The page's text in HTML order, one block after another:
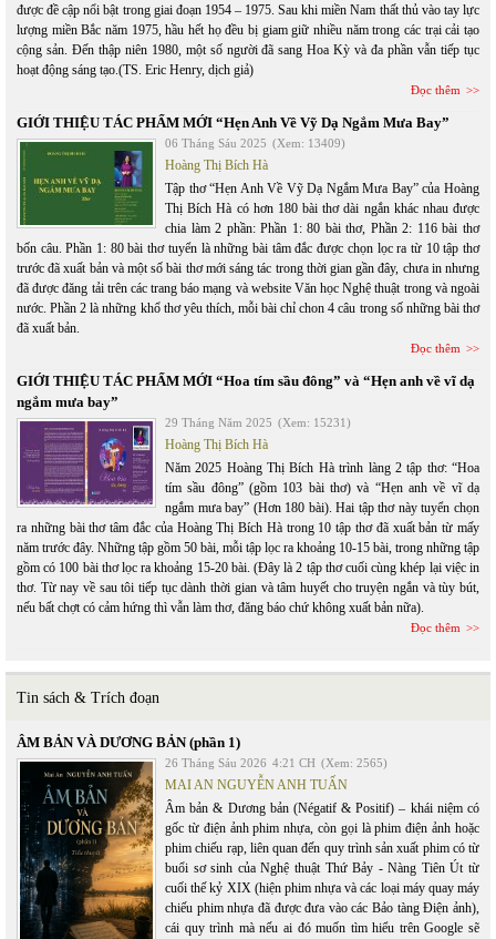
được đề cập nổi bật trong giai đoạn 1954 – 1975. Sau khi miền Nam thất thủ vào tay lực
lượng miền Bắc năm 1975, hầu hết họ đều bị giam giữ nhiều năm trong các trại cải tạo
cộng sản. Đến thập niên 1980, một số người đã sang Hoa Kỳ và đa phần vẫn tiếp tục
hoạt động sáng tạo.(TS. Eric Henry, dịch giả)
Đọc thêm
GIỚI THIỆU TÁC PHẨM MỚI “Hẹn Anh Về Vỹ Dạ Ngắm Mưa Bay”
06 Tháng Sáu 2025 (Xem: 13409)
Hoàng Thị Bích Hà
Tập thơ “Hẹn Anh Về Vỹ Dạ Ngắm Mưa Bay” của Hoàng
Thị Bích Hà có hơn 180 bài thơ dài ngắn khác nhau được
chia làm 2 phần: Phần 1: 80 bài thơ, Phần 2: 116 bài thơ
bốn câu. Phần 1: 80 bài thơ tuyển là những bài tâm đắc được chọn lọc ra từ 10 tập thơ
trước đã xuất bản và một số bài thơ mới sáng tác trong thời gian gần đây, chưa in nhưng
đã được đăng tải trên các trang báo mạng và website Văn học Nghệ thuật trong và ngoài
nước. Phần 2 là những khổ thơ yêu thích, mỗi bài chỉ chon 4 câu trong số những bài thơ
đã xuất bản.
Đọc thêm
GIỚI THIỆU TÁC PHẨM MỚI “Hoa tím sầu đông” và “Hẹn anh về vĩ dạ
ngắm mưa bay”
29 Tháng Năm 2025 (Xem: 15231)
Hoàng Thị Bích Hà
Năm 2025 Hoàng Thị Bích Hà trình làng 2 tập thơ: “Hoa
tím sầu đông” (gồm 103 bài thơ) và “Hẹn anh về vĩ dạ
ngắm mưa bay” (Hơn 180 bài). Hai tập thơ này tuyển chọn
ra những bài thơ tâm đắc của Hoàng Thị Bích Hà trong 10 tập thơ đã xuất bản từ mấy
năm trước đây. Những tập gồm 50 bài, mỗi tập lọc ra khoảng 10-15 bài, trong những tập
gồm có 100 bài thơ lọc ra khoảng 15-20 bài. (Đây là 2 tập thơ cuối cùng khép lại việc in
thơ. Từ nay về sau tôi tiếp tục dành thời gian và tâm huyết cho truyện ngắn và tùy bút,
nếu bất chợt có cảm hứng thì vẫn làm thơ, đăng báo chứ không xuất bản nữa).
Đọc thêm
Tin sách & Trích đoạn
ÂM BẢN VÀ DƯƠNG BẢN (phần 1)
26 Tháng Sáu 2026 4:21 CH (Xem: 2565)
MAI AN NGUYỄN ANH TUẤN
Âm bản & Dương bản (Négatif & Positif) – khái niệm có
gốc từ điện ảnh phim nhựa, còn gọi là phim điện ảnh hoặc
phim chiếu rạp, liên quan đến quy trình sản xuất phim có từ
buổi sơ sinh của Nghệ thuật Thứ Bảy - Nàng Tiên Út từ
cuối thế kỷ XIX (hiện phim nhựa và các loại máy quay máy
chiếu phim nhựa đã được đưa vào các Bảo tàng Điện ảnh),
cái quy trình mà nếu ai đó muốn tìm hiểu trên Google sẽ